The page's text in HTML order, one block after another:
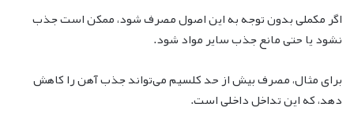
اگر مکملی بدون توجه به این اصول مصرف شود، ممکن است جذب
نشود یا حتی مانع جذب سایر مواد شود.
برای مثال، مصرف بیش از حد کلسیم می‌تواند جذب آهن را کاهش
دهد، که این تداخل داخلی است.